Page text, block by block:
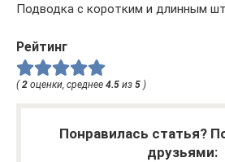
Подводка с коротким и длинным
Рейтинг
( 2 оценки, среднее 4.5 из 5 )
Понравилась статья?
друзьями: